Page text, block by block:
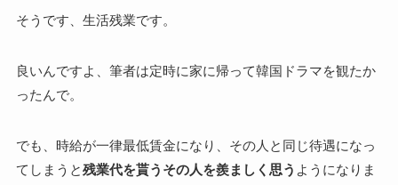
そうです、生活残業です。
良いんですよ、筆者は定時に家に帰って韓国ドラマを観たか
ったんで。
でも、時給が一律最低賃金になり、その人と同じ待遇になっ
てしまうと残業代を貰うその人を羨ましく思う ようになりま